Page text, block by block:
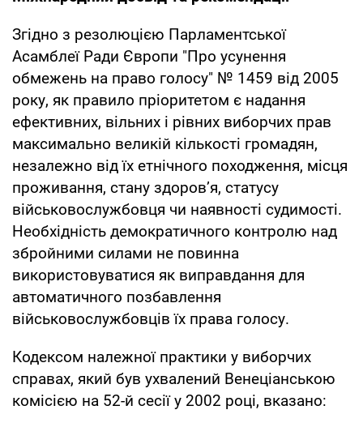
Згідно з резолюцією Парламентської
Асамблеї Ради Європи "Про усунення
обмежень на право голосу" № 1459 від 2005
року, як правило пріоритетом є надання
ефективних, вільних і рівних виборчих прав
максимально великій кількості громадян,
незалежно від їх етнічного походження, місця
проживання, стану здоров’я, статусу
військовослужбовця чи наявності судимості.
Необхідність демократичного контролю над
збройними силами не повинна
використовуватися як виправдання для
автоматичного позбавлення
військовослужбовців їх права голосу.
Кодексом належної практики у виборчих
справах, який був ухвалений Венеціанською
комісією на 52-й сесії у 2002 році, вказано: